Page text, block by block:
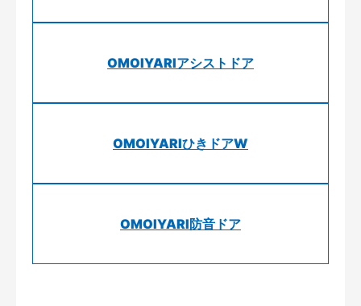
OMOIYARIアシストドア
OMOIYARIひきドアW
OMOIYARI防音ドア